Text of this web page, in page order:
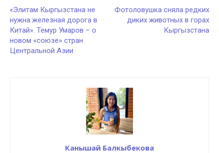
«Элитам Кыргызстана не
нужна железная дорога в
Китай». Темур Умаров – о
новом «союзе» стран
Центральной Азии
Фотоловушка сняла редких
диких животных в горах
Кыргызстана
Канышай Балкыбекова